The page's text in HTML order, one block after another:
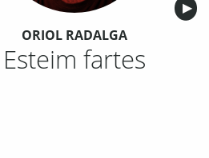
▶︎
ORIOL RADALGA
Esteim fartes